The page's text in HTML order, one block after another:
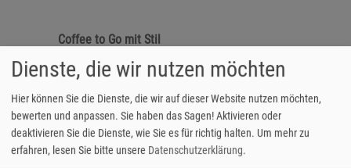
Coffee to Go mit Stil
Der Edelstahl Thermobecher mit eigenem
Fotodruck ist ideal für den täglichen Kaffee
oder den warmen Tee beim Ausflug. Durch die
Doppelwandkonstruktion bleiben die Getränke
heiß oder gut gekühlt. Der Thermobecher ist
pflegeleicht und spülmaschinenfest. Der
Dienste, die wir nutzen möchten
Hier können Sie die Dienste, die wir auf dieser Website nutzen möchten,
bewerten und anpassen. Sie haben das Sagen! Aktivieren oder
deaktivieren Sie die Dienste, wie Sie es für richtig halten. Um mehr zu
erfahren, lesen Sie bitte unsere Datenschutzerklärung.